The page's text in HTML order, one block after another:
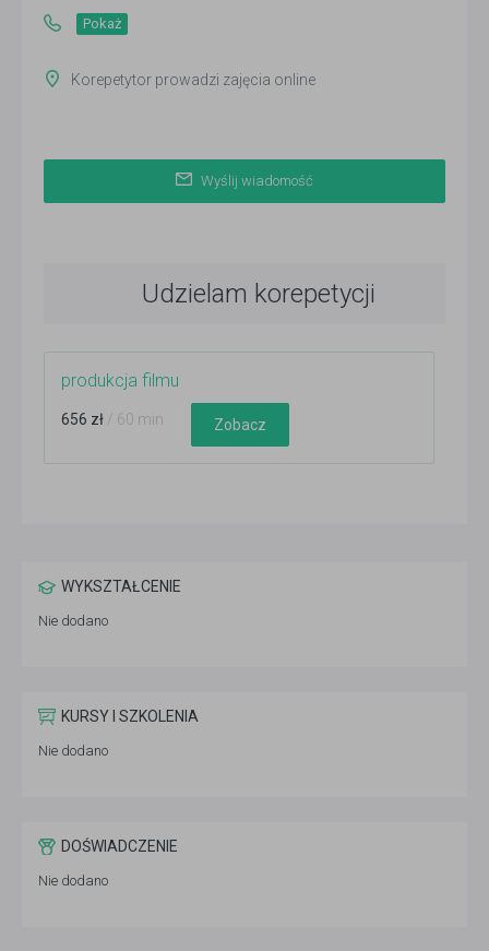
Pokaż
Korepetytor prowadzi zajęcia online
Wyślij wiadomość
Udzielam korepetycji
produkcja filmu
656 zł / 60 min Zobacz
WYKSZTAŁCENIE
Nie dodano
KURSY I SZKOLENIA
Nie dodano
DOŚWIADCZENIE
Nie dodano